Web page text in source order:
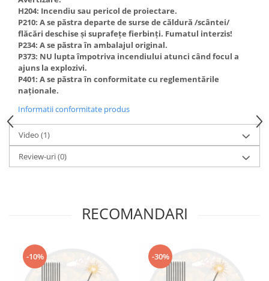
H204: Incendiu sau pericol de proiectare.
P210: A se păstra departe de surse de căldură /scântei/
flăcări deschise și suprafețe fierbinți. Fumatul interzis!
P234: A se păstra în ambalajul original.
P373: NU lupta împotriva incendiului atunci când focul a
ajuns la explozivi.
P401: A se păstra în conformitate cu reglementările
naționale.
Informatii conformitate produs
Video (1)
Review-uri(0)
RECOMANDARI
-10% -30%